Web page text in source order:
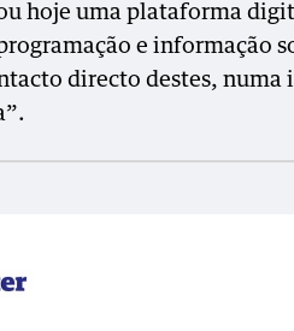
hoje uma plataforma
e informação
directo destes, numa